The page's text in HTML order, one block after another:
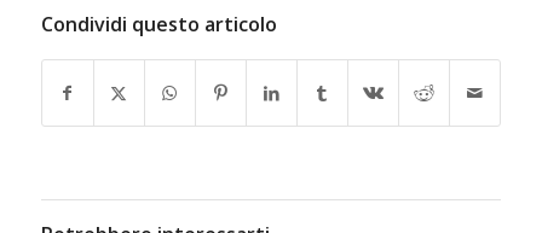
Condividi questo articolo